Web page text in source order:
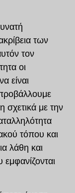
των
τον
οι
είναι
σχετικά με την
τόπου και
λάθη και